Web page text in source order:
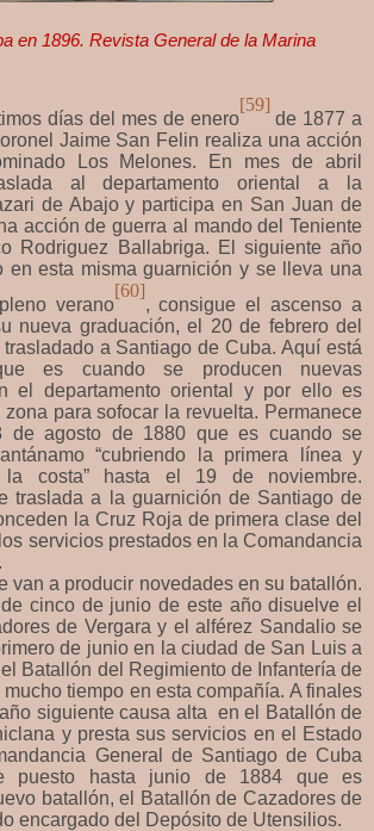
en 1896. Revista General de la Marina
días del mes de enero
[59]
de 1877 a
Jaime San Felin realiza una acción
Los Melones. En mes de abril
al departamento oriental a la
de Abajo y participa en San Juan de
acción de guerra al mando del Teniente
Rodriguez Ballabriga. El siguiente año
en esta misma guarnición y se lleva una
verano
[60]
, consigue el ascenso a
nueva graduación, el 20 de febrero del
a Santiago de Cuba. Aquí está
es cuando se producen nuevas
el departamento oriental y por ello es
para sofocar la revuelta. Permanece
de agosto de 1880 que es cuando se
“cubriendo la primera línea y
la costa” hasta el 19 de noviembre.
traslada a la guarnición de Santiago de
la Cruz Roja de primera clase del
servicios prestados en la Comandancia
a producir novedades en su batallón.
cinco de junio de este año disuelve el
de Vergara y el alférez Sandalio se
de junio en la ciudad de San Luis a
Batallón del Regimiento de Infantería de
tiempo en esta compañía. A finales
siguiente causa alta en el Batallón de
y presta sus servicios en el Estado
General de Santiago de Cuba
puesto hasta junio de 1884 que es
batallón, el Batallón de Cazadores de
encargado del Depósito de Utensilios.